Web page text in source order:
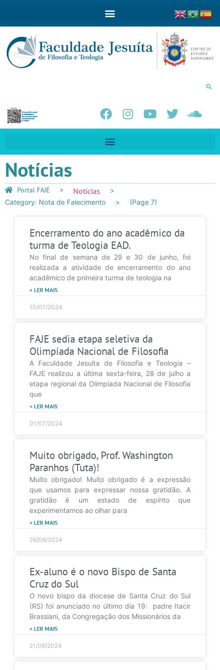
Notícias
Portal FAJE Notícias
Category: Nota de Falecimento (Page 7)
Encerramento do ano acadêmico da
turma de Teologia EAD.
No final de semana de 29 e 30 de junho, foi
realizada a atividade de encerramento do ano
acadêmico de primeira turma de teologia na
+ LER MAIS
10/07/2024
FAJE sedia etapa seletiva da
Olimpíada Nacional de Filosofia
A Faculdade Jesuíta de Filosofia e Teologia –
FAJE realizou a última sexta-feira, 28 de julho a
etapa regional da Olimpíada Nacional de Filosofia
que
+ LER MAIS
01/07/2024
Muito obrigado, Prof. Washington
Paranhos (Tuta)!
Muito obrigado! Muito obrigado é a expressão
que usamos para expressar nossa gratidão. A
gratidão é um estado de espírito que
experimentamos ao olhar para
+ LER MAIS
26/06/2024
Ex-aluno é o novo Bispo de Santa
Cruz do Sul
O novo bispo da diocese de Santa Cruz do Sul
(RS) foi anunciado no último dia 19: padre Itacir
Brassiani, da Congregação dos Missionários da
+ LER MAIS
21/06/2024